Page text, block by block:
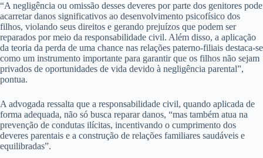
“A negligência ou omissão desses deveres por parte dos genitores pode
acarretar danos significativos ao desenvolvimento psicofísico dos
filhos, violando seus direitos e gerando prejuízos que podem ser
reparados por meio da responsabilidade civil. Além disso, a aplicação
da teoria da perda de uma chance nas relações paterno-filiais destaca-se
como um instrumento importante para garantir que os filhos não sejam
privados de oportunidades de vida devido à negligência parental”,
pontua.
A advogada ressalta que a responsabilidade civil, quando aplicada de
forma adequada, não só busca reparar danos, “mas também atua na
prevenção de condutas ilícitas, incentivando o cumprimento dos
deveres parentais e a construção de relações familiares saudáveis e
equilibradas”.